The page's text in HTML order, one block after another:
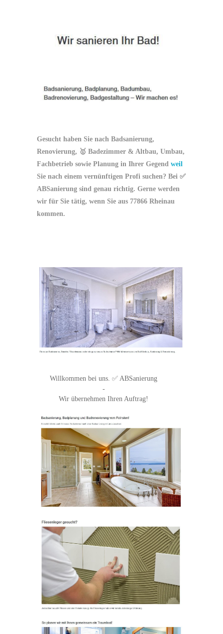
Gesucht haben Sie nach Badsanierung,
Renovierung, 🥇 Badezimmer & Altbau, Umbau,
Fachbetrieb sowie Planung in Ihrer Gegend weil
Sie nach einem vernünftigen Profi suchen? Bei ✅
ABSanierung sind genau richtig. Gerne werden
wir für Sie tätig, wenn Sie aus 77866 Rheinau
kommen.
Willkommen bei uns. ✅ ABSanierung
-
Wir übernehmen Ihren Auftrag!